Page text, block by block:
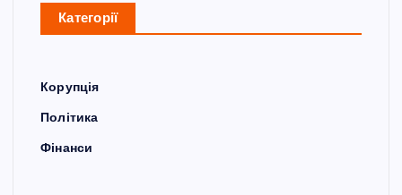
Категорії
Корупція
Політика
Фінанси